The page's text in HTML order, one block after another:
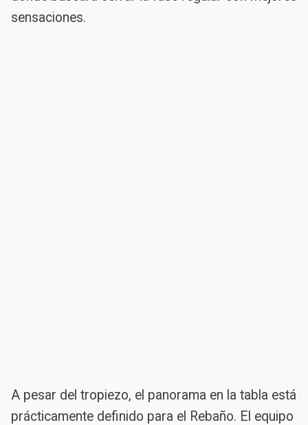
sensaciones.
A pesar del tropiezo, el panorama en la tabla está
prácticamente definido para el Rebaño. El equipo